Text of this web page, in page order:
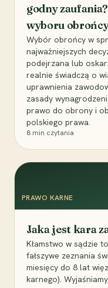
godny
wyboru
Wybór obrońcy w
najważniejszych
podejrzana lub
realnie świadczą o
uprawnienia
zasady
prawo do obrony i
polskiego prawa.
8 min czytania
PRAWO KARNE
Jaka jest kara
Kłamstwo w sądzie
fałszywe zeznania
miesięcy do 8 lat
karnego).